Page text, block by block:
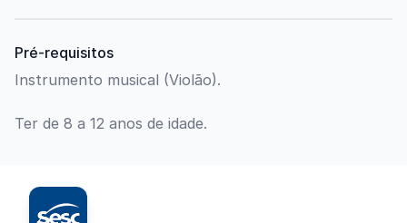
Pré-requisitos
Instrumento musical (Violão).
Ter de 8 a 12 anos de idade.